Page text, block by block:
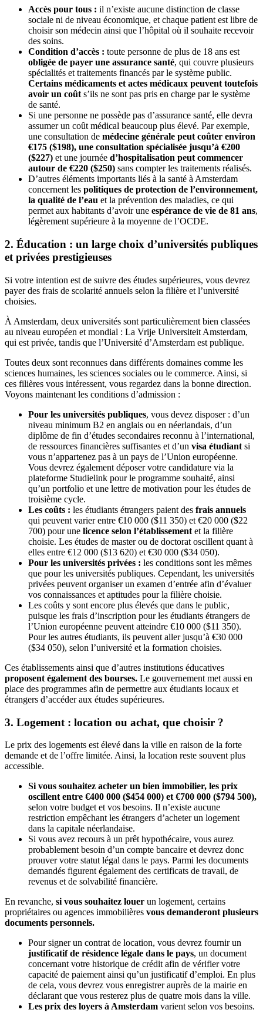
Accès pour tous : il n’existe aucune distinction de classe
sociale ni de niveau économique, et chaque patient est libre de
choisir son médecin ainsi que l’hôpital où il souhaite recevoir
des soins.
Condition d’accès : toute personne de plus de 18 ans est
obligée de payer une assurance santé, qui couvre plusieurs
spécialités et traitements financés par le système public.
Certains médicaments et actes médicaux peuvent toutefois
avoir un coûts’ils ne sont pas pris en charge par le système
de santé.
Si une personne ne possède pas d’assurance santé, elle devra
assumer un coût médical beaucoup plus élevé. Par exemple,
une consultation de médecine générale peut coûter environ
€175 ($198), une consultation spécialisée jusqu’à €200
($227) et une journée d’hospitalisation peut commencer
autour de €220 ($250) sans compter les traitements réalisés.
D’autres éléments importants liés à la santé à Amsterdam
concernent les politiques de protection de l’environnement,
la qualité de l’eau et la prévention des maladies, ce qui
permet aux habitants d’avoir une espérance de vie de 81 ans,
légèrement supérieure à la moyenne de l’OCDE.
2. Éducation : un large choix d’universités publiques
et privées prestigieuses
Si votre intention est de suivre des études supérieures, vous devrez
payer des frais de scolarité annuels selon la filière et l’université
choisies.
À Amsterdam, deux universités sont particulièrement bien classées
au niveau européen et mondial : La Vrije Universiteit Amsterdam,
qui est privée, tandis que l’Université d’Amsterdam est publique.
Toutes deux sont reconnues dans différents domaines comme les
sciences humaines, les sciences sociales ou le commerce. Ainsi, si
ces filières vous intéressent, vous regardez dans la bonne direction.
Voyons maintenant les conditions d’admission :
Pour les universités publiques, vous devez disposer : d’un
niveau minimum B2 en anglais ou en néerlandais, d’un
diplôme de fin d’études secondaires reconnu à l’international,
de ressources financières suffisantes et d’un visa étudiant si
vous n’appartenez pas à un pays de l’Union européenne.
Vous devrez également déposer votre candidature via la
plateforme Studielink pour le programme souhaité, ainsi
qu’un portfolio et une lettre de motivation pour les études de
troisième cycle.
Les coûts : les étudiants étrangers paient des frais annuels
qui peuvent varier entre €10 000 ($11 350) et €20 000 ($22
700) pour une licence selon l’établissement et la filière
choisie. Les études de master ou de doctorat oscillent quant à
elles entre €12 000 ($13 620) et €30 000 ($34 050).
Pour les universités privées : les conditions sont les mêmes
que pour les universités publiques. Cependant, les universités
privées peuvent organiser un examen d’entrée afin d’évaluer
vos connaissances et aptitudes pour la filière choisie.
Les coûts y sont encore plus élevés que dans le public,
puisque les frais d’inscription pour les étudiants étrangers de
l’Union européenne peuvent atteindre €10 000 ($11 350).
Pour les autres étudiants, ils peuvent aller jusqu’à €30 000
($34 050), selon l’université et la formation choisies.
Ces établissements ainsi que d’autres institutions éducatives
proposent également des bourses. Le gouvernement met aussi en
place des programmes afin de permettre aux étudiants locaux et
étrangers d’accéder aux études supérieures.
3. Logement : location ou achat, que choisir ?
Le prix des logements est élevé dans la ville en raison de la forte
demande et de l’offre limitée. Ainsi, la location reste souvent plus
accessible.
Si vous souhaitez acheter un bien immobilier, les prix
oscillent entre €400 000 ($454 000) et €700 000 ($794 500),
selon votre budget et vos besoins. Il n’existe aucune
restriction empêchant les étrangers d’acheter un logement
dans la capitale néerlandaise.
Si vous avez recours à un prêt hypothécaire, vous aurez
probablement besoin d’un compte bancaire et devrez donc
prouver votre statut légal dans le pays. Parmi les documents
demandés figurent également des certificats de travail, de
revenus et de solvabilité financière.
En revanche, si vous souhaitez louer un logement, certains
propriétaires ou agences immobilières vous demanderont plusieurs
documents personnels.
Pour signer un contrat de location, vous devrez fournir un
justificatif de résidence légale dans le pays, un document
concernant votre historique de crédit afin de vérifier votre
capacité de paiement ainsi qu’un justificatif d’emploi. En plus
de cela, vous devrez vous enregistrer auprès de la mairie en
déclarant que vous resterez plus de quatre mois dans la ville.
Les prix des loyers à Amsterdam varient selon vos besoins.